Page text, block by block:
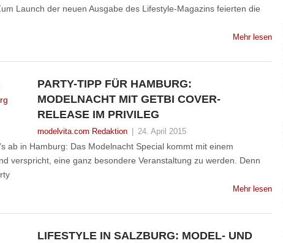
Launch der neuen Ausgabe des Lifestyle-Magazins feierten die
Mehr lesen
PARTY-TIPP FÜR HAMBURG:
MODELNACHT MIT GETBI COVER-
RELEASE IM PRIVILEG
modelvita.com Redaktion 24. April 2015
ab in Hamburg: Das Modelnacht Special kommt mit einem
verspricht, eine ganz besondere Veranstaltung zu werden. Denn
Mehr lesen
LIFESTYLE IN SALZBURG: MODEL- UND